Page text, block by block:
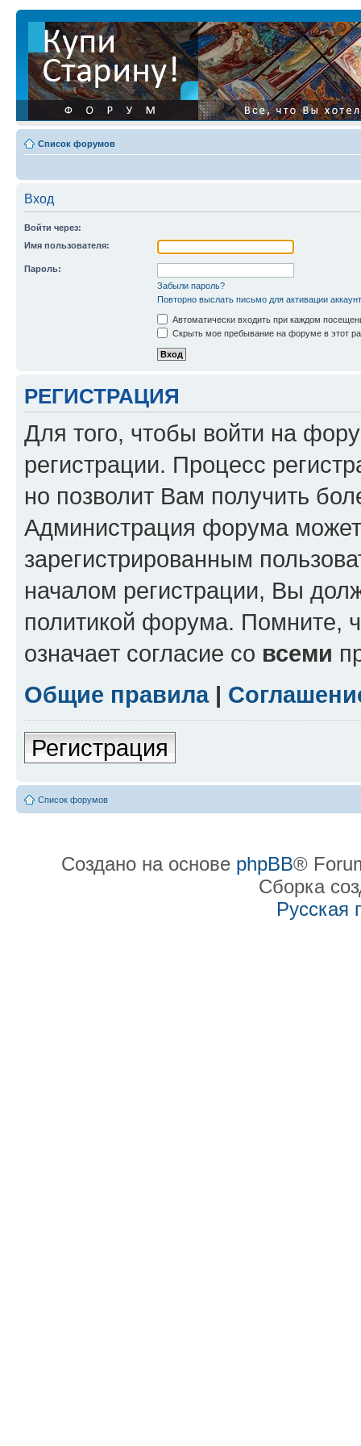
Список форумов
Вход
Войти через:
Имя пользователя:
Пароль:
Забыли пароль?
Повторно выслать письмо для активации
Автоматически входить при каждом
Скрыть мое пребывание на форуме в этот
РЕГИСТРАЦИЯ
Для того, чтобы войти на
регистрации. Процесс
но позволит Вам получить
Администрация форума может
зарегистрированным
началом регистрации, Вы
политикой форума. Помните,
означает согласие со всеми
Общие правила|
Регистрация
Список форумов
Создано на основе phpBB®
Сборка
Русская